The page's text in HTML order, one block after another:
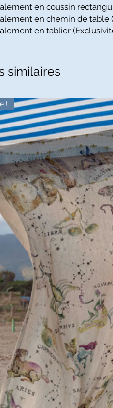
en coussin
en chemin de table
en tablier
similaires
!